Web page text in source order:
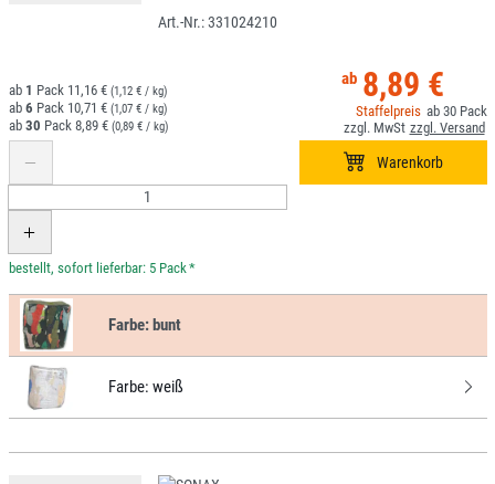
331024210
8,89 €
30
1 11,16 € (1,12 € / kg)
6 10,71 € (1,07 € / kg)
30 8,89 € (0,89 € / kg)
*
Farbe:bunt
Farbe: weiß